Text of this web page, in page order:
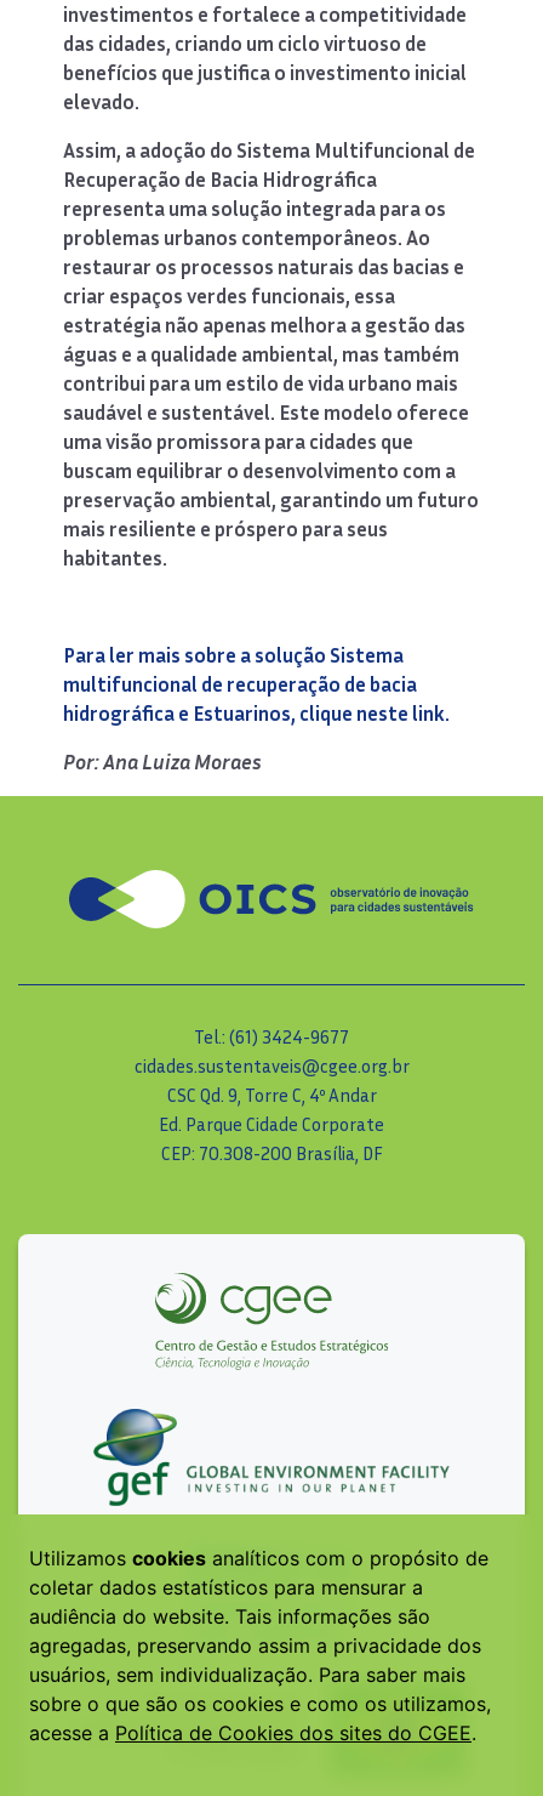
investimentos e fortalece a competitividade
das cidades, criando um ciclo virtuoso de
benefícios que justifica o investimento inicial
elevado.
Assim, a adoção do Sistema Multifuncional de
Recuperação de Bacia Hidrográfica
representa uma solução integrada para os
problemas urbanos contemporâneos. Ao
restaurar os processos naturais das bacias e
criar espaços verdes funcionais, essa
estratégia não apenas melhora a gestão das
águas e a qualidade ambiental, mas também
contribui para um estilo de vida urbano mais
saudável e sustentável. Este modelo oferece
uma visão promissora para cidades que
buscam equilibrar o desenvolvimento com a
preservação ambiental, garantindo um futuro
mais resiliente e próspero para seus
habitantes.
Para ler mais sobre a solução Sistema
multifuncional de recuperação de bacia
hidrográfica e Estuarinos, clique neste link.
Por: Ana Luiza Moraes
Tel.: (61) 3424-9677
cidades.sustentaveis@cgee.org.br
CSC Qd. 9, Torre C, 4º Andar
Ed. Parque Cidade Corporate
CEP: 70.308-200 Brasília, DF
Utilizamos cookies analíticos com o propósito de
coletar dados estatísticos para mensurar a
audiência do website. Tais informações são
agregadas, preservando assim a privacidade dos
usuários, sem individualização. Para saber mais
sobre o que são os cookies e como os utilizamos,
acesse a Política de Cookies dos sites do CGEE.